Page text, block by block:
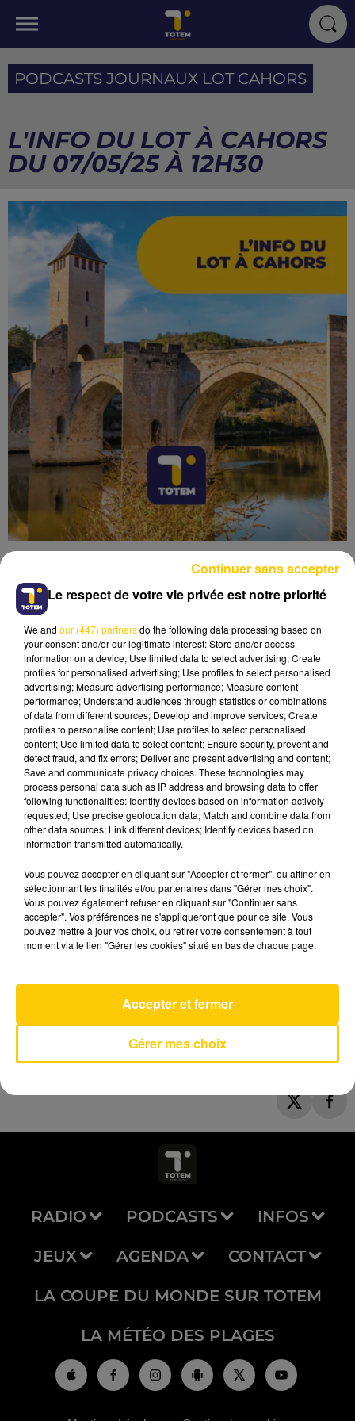
PODCASTS JOURNAUX LOT CAHORS
L'INFO DU LOT À CAHORS
DU 07/05/25 À 12H30
Lecture (5 min 53 sec)
7 mai 2025 - 5 min 53 sec
L'INFO DU LOT À CAHORS DU 07/05/25
À 12H30
L'info du Lot à Cahors
JEREMY FREROT
AVEYRON NORD
RADIO PODCASTS INFOS
JEUX AGENDA CONTACT
LA COUPE DU MONDE SUR TOTEM
LA MÉTÉO DES PLAGES
Le respect de votre vie privée est notre priorité
We and our (447) partnersdo the following data processing based on
your consent and/or our legitimate interest: Store and/or access
information on a device; Use limited data to select advertising; Create
profiles for personalised advertising; Use profiles to select personalised
advertising; Measure advertising performance; Measure content
performance; Understand audiences through statistics or combinations
of data from different sources; Develop and improve services; Create
profiles to personalise content; Use profiles to select personalised
content; Use limited data to select content; Ensure security, prevent and
detect fraud, and fix errors; Deliver and present advertising and content;
Save and communicate privacy choices. These technologies may
process personal data such as IP address and browsing data to offer
following functionalities: Identify devices based on information actively
requested; Use precise geolocation data; Match and combine data from
other data sources; Link different devices; Identify devices based on
information transmitted automatically.
Vous pouvez accepter en cliquant sur "Accepter et fermer", ou affiner en
sélectionnant les finalités et/ou partenaires dans "Gérer mes choix".
Vous pouvez également refuser en cliquant sur "Continuer sans
accepter". Vos préférences ne s'appliqueront que pour ce site. Vous
pouvez mettre à jour vos choix, ou retirer votre consentement à tout
moment via le lien "Gérer les cookies" situé en bas de chaque page.
Gérer mes choix
Accepter et fermer
Continuer sans accepter